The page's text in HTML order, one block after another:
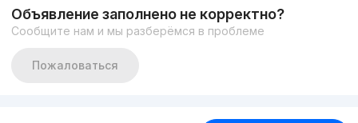
Объявление заполнено не корректно?
Сообщите нам и мы разберёмся в проблеме
Пожаловаться